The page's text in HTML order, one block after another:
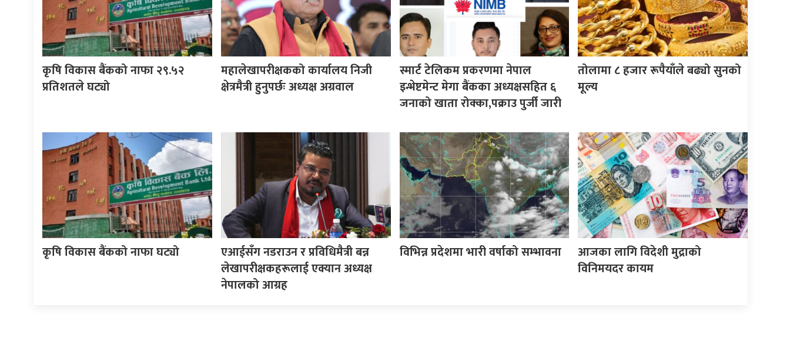
कृषि विकास बैंकको नाफा २९.५२
प्रतिशतले घट्यो
महालेखापरीक्षकको कार्यालय निजी
क्षेत्रमैत्री हुनुपर्छः अध्यक्ष अग्रवाल
स्मार्ट टेलिकम प्रकरणमा नेपाल
इन्भेष्टमेन्ट मेगा बैंकका अध्यक्षसहित ६
जनाको खाता रोक्का,पक्राउ पुर्जी जारी
तोलामा ८ हजार रूपैयाँले बढ्यो सुनको
मूल्य
कृषि विकास बैंकको नाफा घट्यो
एआईसँग नडराउन र प्रविधिमैत्री बन्न
लेखापरीक्षकहरूलाई एक्यान अध्यक्ष
नेपालको आग्रह
विभिन्न प्रदेशमा भारी वर्षाको सम्भावना
आजका लागि विदेशी मुद्राको
विनिमयदर कायम